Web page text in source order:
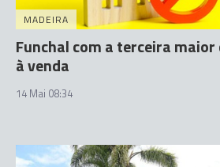
MADEIRA
Funchal com a terceira
à venda
14 Mai 08:34